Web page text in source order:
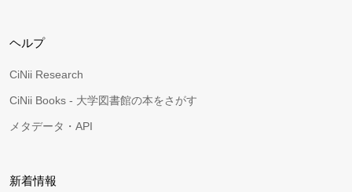
ヘルプ
CiNii Research
CiNii Books - 大学図書館の本をさがす
メタデータ・API
新着情報